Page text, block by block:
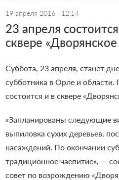
19 апреля 2016 12:14
23 апреля
сквере
Суббота, 23 апреля, станет
субботника в Орле и
состоится и в сквере
«Запланированы следующие
выпиловка сухих деревьев,
насаждений. По окончании
традиционное чаепитие» , —
совет по возрождению «